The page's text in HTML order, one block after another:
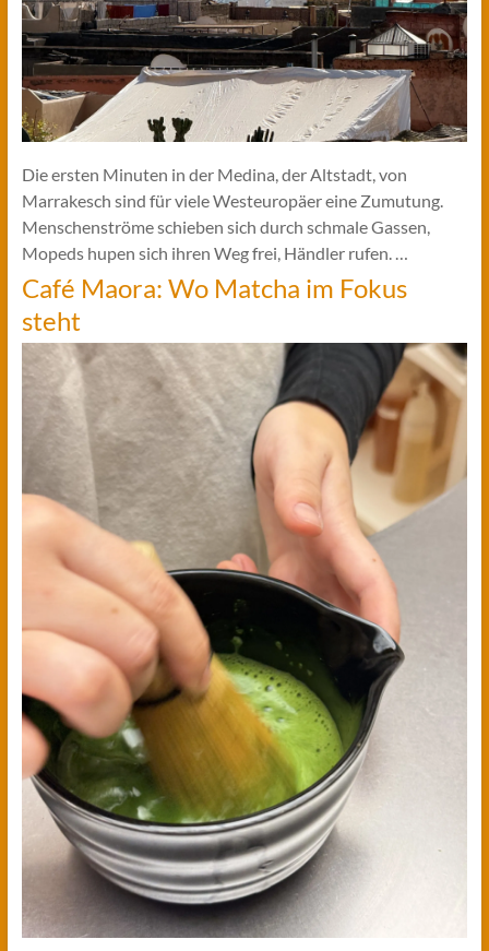
Die ersten Minuten in der Medina, der Altstadt, von
Marrakesch sind für viele Westeuropäer eine Zumutung.
Menschenströme schieben sich durch schmale Gassen,
Mopeds hupen sich ihren Weg frei, Händler rufen. …
Café Maora: Wo Matcha im Fokus
steht